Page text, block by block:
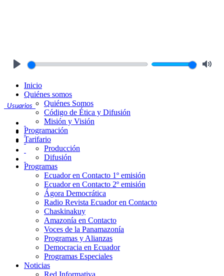
Usuarios
Inicio
Quiénes somos
Quiénes Somos
Código de Ética y Difusión
Misión y Visión
Programación
Tarifario
Producción
Difusión
Programas
Ecuador en Contacto 1º emisión
Ecuador en Contacto 2º emisión
Ágora Democrática
Radio Revista Ecuador en Contacto
Chaskinakuy
Amazonía en Contacto
Voces de la Panamazonía
Programas y Alianzas
Democracia en Ecuador
Programas Especiales
Noticias
Red Informativa